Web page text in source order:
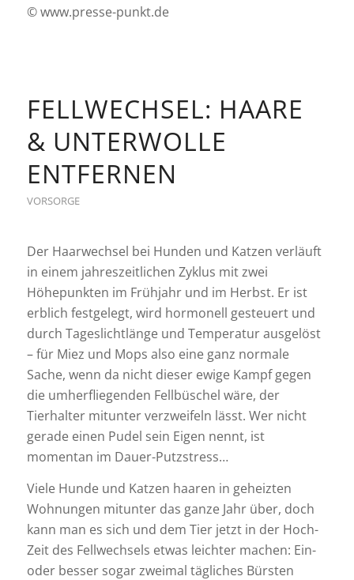
© www.presse-punkt.de
FELLWECHSEL: HAARE
& UNTERWOLLE
ENTFERNEN
VORSORGE
Der Haarwechsel bei Hunden und Katzen verläuft
in einem jahreszeitlichen Zyklus mit zwei
Höhepunkten im Frühjahr und im Herbst. Er ist
erblich festgelegt, wird hormonell gesteuert und
durch Tageslichtlänge und Temperatur ausgelöst
– für Miez und Mops also eine ganz normale
Sache, wenn da nicht dieser ewige Kampf gegen
die umherfliegenden Fellbüschel wäre, der
Tierhalter mitunter verzweifeln lässt. Wer nicht
gerade einen Pudel sein Eigen nennt, ist
momentan im Dauer-Putzstress…
Viele Hunde und Katzen haaren in geheizten
Wohnungen mitunter das ganze Jahr über, doch
kann man es sich und dem Tier jetzt in der Hoch-
Zeit des Fellwechsels etwas leichter machen: Ein-
oder besser sogar zweimal tägliches Bürsten